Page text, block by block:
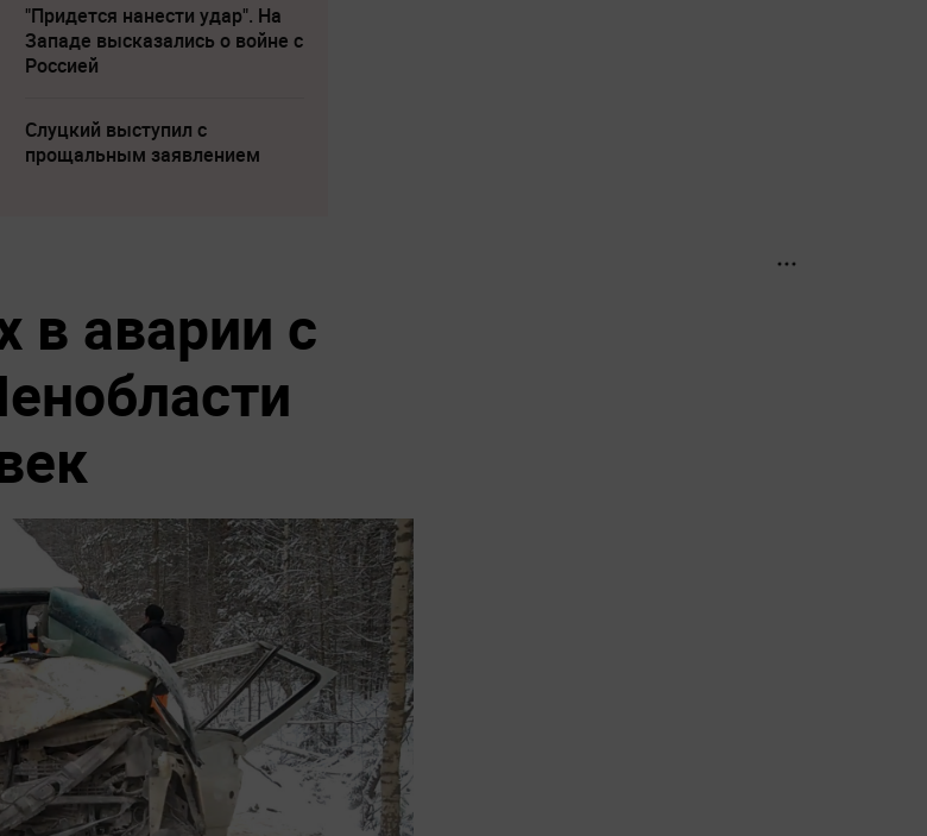
"Придется нанести удар". На
Западе высказались о войне с
Россией
Слуцкий выступил с
прощальным заявлением
в аварии с